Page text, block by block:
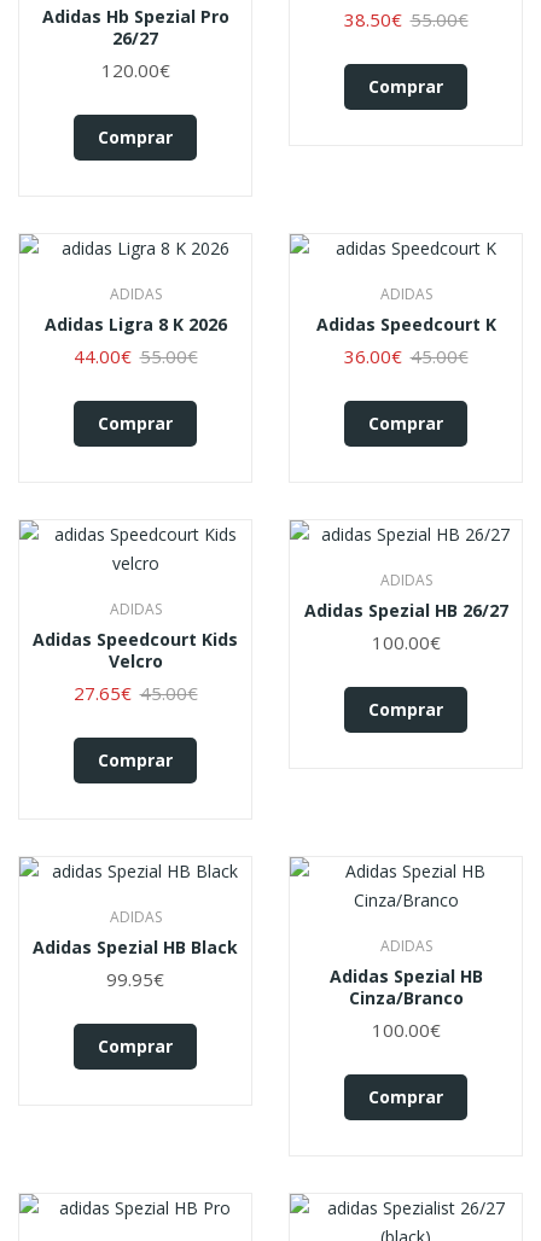
Adidas Hb Spezial Pro
26/27
120.00€
Comprar
38.50€ 55.00€
Comprar
ADIDAS
Adidas Ligra 8 K 2026
44.00€ 55.00€
Comprar
ADIDAS
Adidas Speedcourt K
36.00€ 45.00€
Comprar
ADIDAS
Adidas Speedcourt Kids
Velcro
27.65€ 45.00€
Comprar
ADIDAS
Adidas Spezial HB 26/27
100.00€
Comprar
ADIDAS
Adidas Spezial HB Black
99.95€
Comprar
ADIDAS
Adidas Spezial HB
Cinza/Branco
100.00€
Comprar